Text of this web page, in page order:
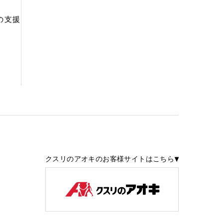
支援
クスリのアオキのお客様サイトはこちら